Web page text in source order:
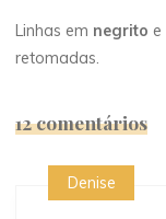
Linhas em negrito e
retomadas.
12 comentários
Denise